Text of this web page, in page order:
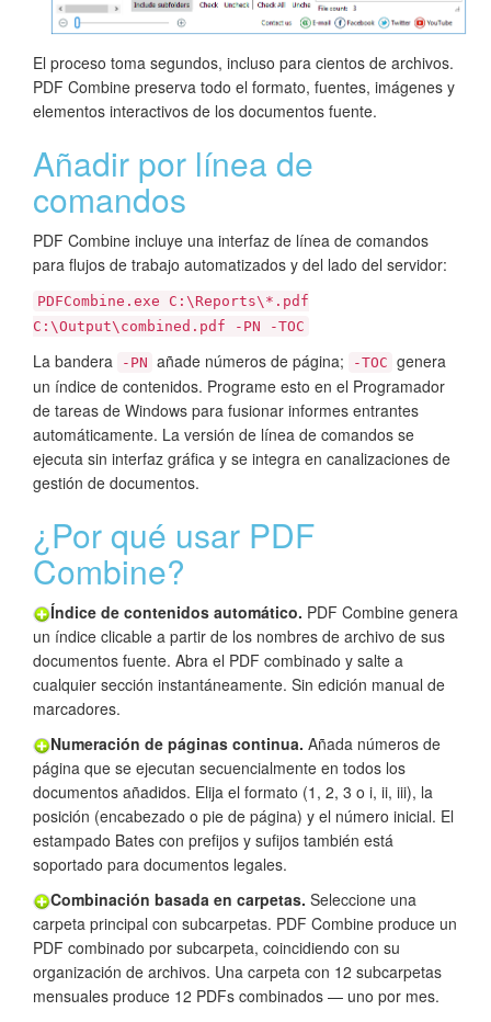
El proceso toma segundos, incluso para cientos de archivos.
PDF Combine preserva todo el formato, fuentes, imágenes y
elementos interactivos de los documentos fuente.
Añadir por línea de
comandos
PDF Combine incluye una interfaz de línea de comandos
para flujos de trabajo automatizados y del lado del servidor:
PDFCombine.exe C:\Reports\*.pdf
C:\Output\combined.pdf -PN -TOC
La bandera -PN añade números de página; -TOC genera
un índice de contenidos. Programe esto en el Programador
de tareas de Windows para fusionar informes entrantes
automáticamente. La versión de línea de comandos se
ejecuta sin interfaz gráfica y se integra en canalizaciones de
gestión de documentos.
¿Por qué usar PDF
Combine?
Índice de contenidos automático. PDF Combine genera
un índice clicable a partir de los nombres de archivo de sus
documentos fuente. Abra el PDF combinado y salte a
cualquier sección instantáneamente. Sin edición manual de
marcadores.
Numeración de páginas continua. Añada números de
página que se ejecutan secuencialmente en todos los
documentos añadidos. Elija el formato (1, 2, 3 o i, ii, iii), la
posición (encabezado o pie de página) y el número inicial. El
estampado Bates con prefijos y sufijos también está
soportado para documentos legales.
Combinación basada en carpetas. Seleccione una
carpeta principal con subcarpetas. PDF Combine produce un
PDF combinado por subcarpeta, coincidiendo con su
organización de archivos. Una carpeta con 12 subcarpetas
mensuales produce 12 PDFs combinados — uno por mes.